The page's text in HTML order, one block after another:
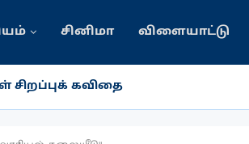
சினிமா விளையாட்டு
சிறப்புக் கவிதை